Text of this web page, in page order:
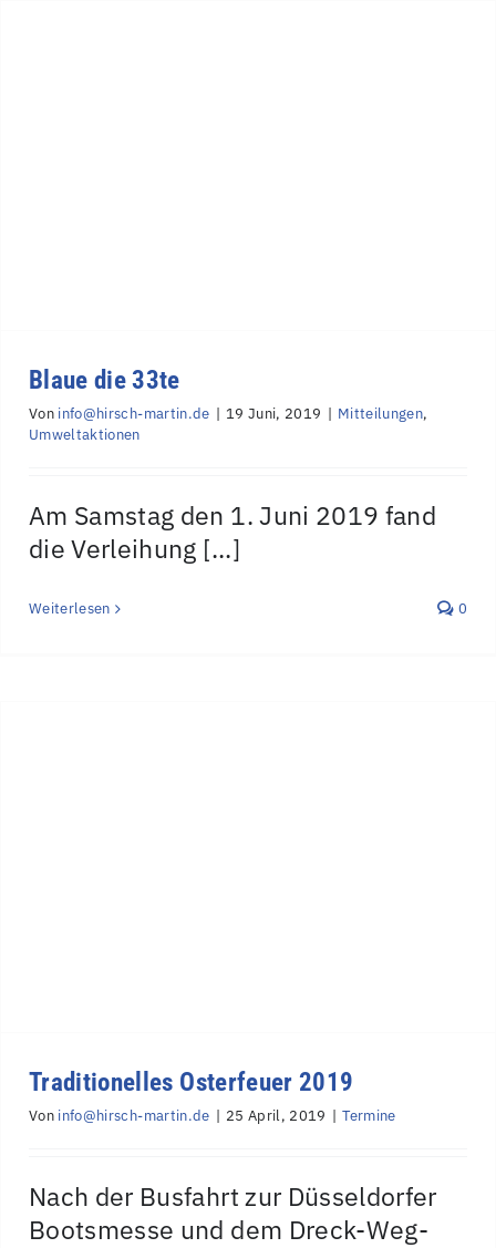
Blaue die 33te
Von info@hirsch-martin.de | 19 Juni, 2019 | Mitteilungen,
Umweltaktionen
Am Samstag den 1. Juni 2019 fand
die Verleihung [...]
Weiterlesen 0
Traditionelles Osterfeuer 2019
Von info@hirsch-martin.de | 25 April, 2019 | Termine
Nach der Busfahrt zur Düsseldorfer
Bootsmesse und dem Dreck-Weg-